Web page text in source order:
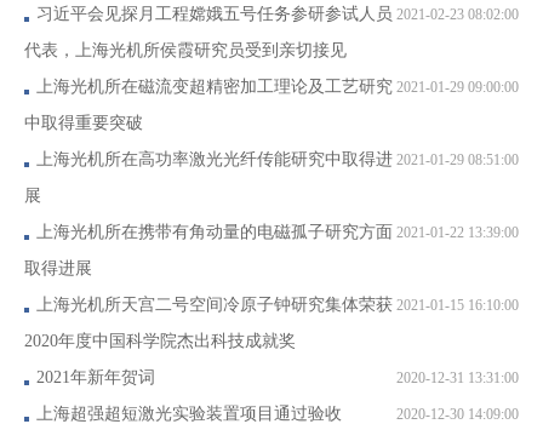
2021-02-23 08:02:00
习近平会见探月工程嫦娥五号任务参研参试人员
代表，上海光机所侯霞研究员受到亲切接见
2021-01-29 09:00:00
上海光机所在磁流变超精密加工理论及工艺研究
中取得重要突破
2021-01-29 08:51:00
上海光机所在高功率激光光纤传能研究中取得进
展
2021-01-22 13:39:00
上海光机所在携带有角动量的电磁孤子研究方面
取得进展
2021-01-15 16:10:00
上海光机所天宫二号空间冷原子钟研究集体荣获
2020年度中国科学院杰出科技成就奖
2020-12-31 13:31:00
2021年新年贺词
2020-12-30 14:09:00
上海超强超短激光实验装置项目通过验收